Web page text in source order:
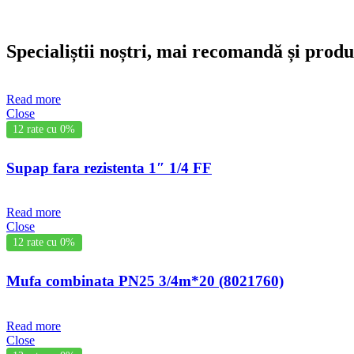
Specialiștii noștri, mai recomandă și
Read more
Close
12 rate cu 0%
Supap fara rezistenta 1″ 1/4 FF
Read more
Close
12 rate cu 0%
Mufa combinata PN25 3/4m*20 (8021760)
Read more
Close